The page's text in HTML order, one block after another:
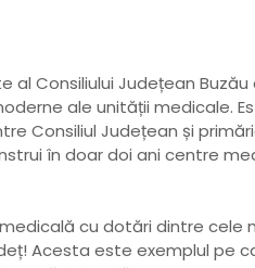
al Consiliului Județean
ale unității medicale.
Consiliul Județean și
în doar doi ani centre
cu dotări dintre cele
Acesta este exemplul pe